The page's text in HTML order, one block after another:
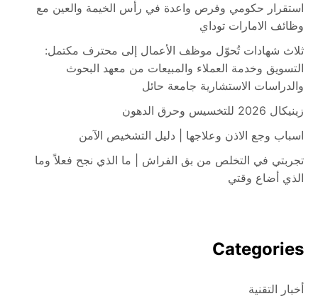
استقرار حكومي وفرص واعدة في رأس الخيمة والعين مع
وظائف الامارات توداي
ثلاث شهادات تُحوّل موظف الأعمال إلى محترف مكتمل:
التسويق وخدمة العملاء والمبيعات من معهد البحوث
والدراسات الاستشارية جامعة حائل
زينيكال 2026 للتخسيس وحرق الدهون
اسباب وجع الاذن وعلاجها | دليل التشخيص الآمن
تجربتي في التخلص من بق الفراش | ما الذي نجح فعلاً وما
الذي أضاع وقتي
Categories
أخبار التقنية